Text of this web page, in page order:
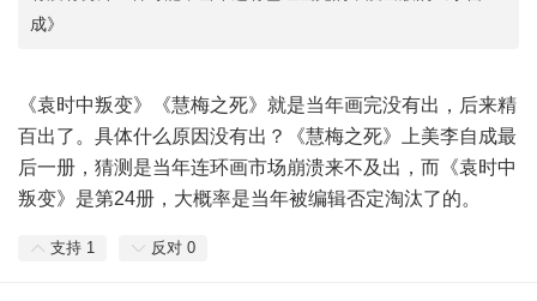
成》
《袁时中叛变》《慧梅之死》就是当年画完没有出，后来精
百出了。具体什么原因没有出？《慧梅之死》上美李自成最
后一册，猜测是当年连环画市场崩溃来不及出，而《袁时中
叛变》是第24册，大概率是当年被编辑否定淘汰了的。
支持 1 反对 0